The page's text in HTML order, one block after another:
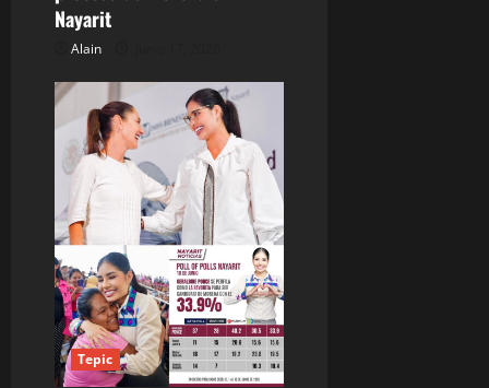
t
r
a
d
a
s
Nayarit
Alain
Tepic